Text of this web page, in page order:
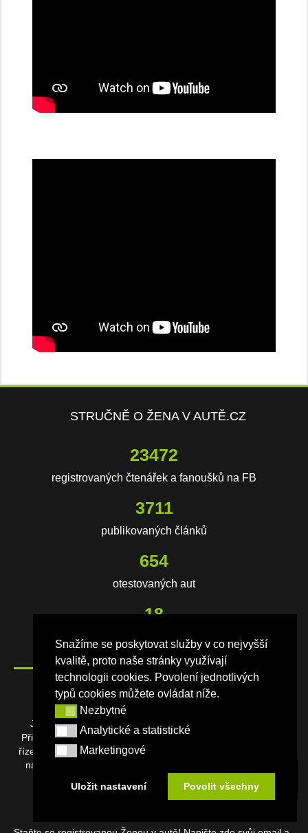
Snažíme se poskytovat služby v co nejvyšší
kvalitě, proto naše stránky využívají
technologii cookies. Povolení jednotlivých
typů cookies můžete ovládat níže.
NezbytnéNezbytné
Analytické a statistické
Analytické a statistické
Marketingové
Marketingové
Uložit nastavení Povolit všechny
STRUČNĚ O ŽENA V AUTĚ.CZ
23472
registrovaných čtenářek a fanoušků na FB
3711
publikovaných článků
654
otestovaných aut
18
O NÁS
Jízda je naše vášeň. Fandíme všem ženám za volantem.
Přinášíme pravidelně nejen autonovinky a rady o bezpečném
řízení, ale také vše, co nás ženy zajímá. Exkluzivně u nás také
najdete aktuality z dopravy z celé ČR a soutěže o atraktivní
ODEBÍREJTE NÁŠ NEWSLETTER